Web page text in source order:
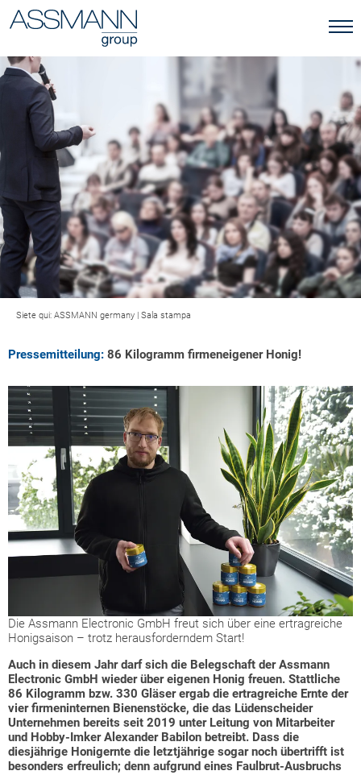
Siete qui: ASSMANN germany | Sala stampa
Pressemitteilung: 86 Kilogramm firmeneigener Honig!
Die Assmann Electronic GmbH freut sich über eine ertragreiche
Honigsaison – trotz herausforderndem Start!
Auch in diesem Jahr darf sich die Belegschaft der Assmann
Electronic GmbH wieder über eigenen Honig freuen. Stattliche
86 Kilogramm bzw. 330 Gläser ergab die ertragreiche Ernte der
vier firmeninternen Bienenstöcke, die das Lüdenscheider
Unternehmen bereits seit 2019 unter Leitung von Mitarbeiter
und Hobby-Imker Alexander Babilon betreibt. Dass die
diesjährige Honigernte die letztjährige sogar noch übertrifft ist
besonders erfreulich; denn aufgrund eines Faulbrut-Ausbruchs